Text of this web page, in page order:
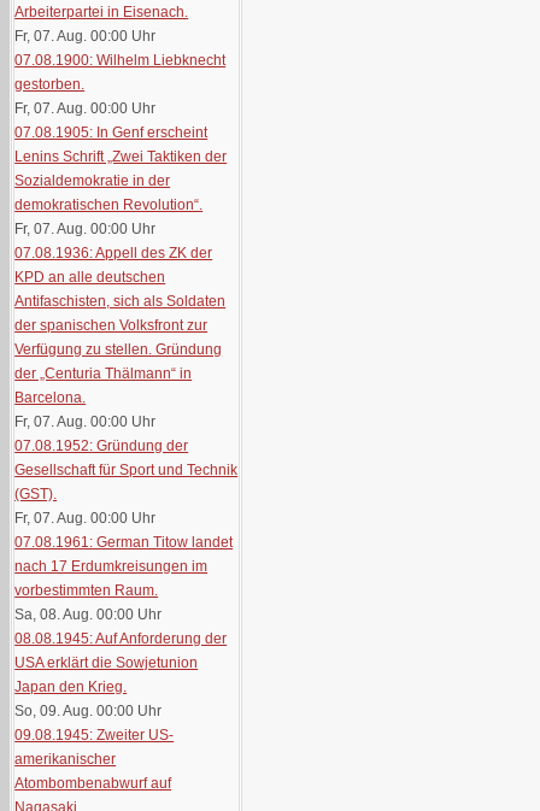
Arbeiterpartei in Eisenach.
Fr, 07. Aug. 00:00 Uhr
07.08.1900: Wilhelm Liebknecht
gestorben.
Fr, 07. Aug. 00:00 Uhr
07.08.1905: In Genf erscheint
Lenins Schrift „Zwei Taktiken der
Sozialdemokratie in der
demokratischen Revolution“.
Fr, 07. Aug. 00:00 Uhr
07.08.1936: Appell des ZK der
KPD an alle deutschen
Antifaschisten, sich als Soldaten
der spanischen Volksfront zur
Verfügung zu stellen. Gründung
der „Centuria Thälmann“ in
Barcelona.
Fr, 07. Aug. 00:00 Uhr
07.08.1952: Gründung der
Gesellschaft für Sport und Technik
(GST).
Fr, 07. Aug. 00:00 Uhr
07.08.1961: German Titow landet
nach 17 Erdumkreisungen im
vorbestimmten Raum.
Sa, 08. Aug. 00:00 Uhr
08.08.1945: Auf Anforderung der
USA erklärt die Sowjetunion
Japan den Krieg.
So, 09. Aug. 00:00 Uhr
09.08.1945: Zweiter US-
amerikanischer
Atombombenabwurf auf
Nagasaki.